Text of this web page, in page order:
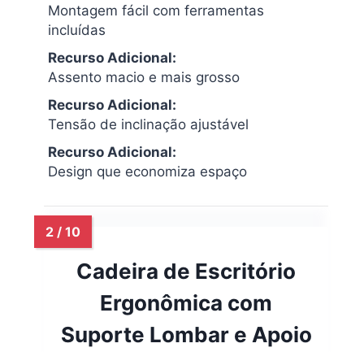
Montagem fácil com ferramentas
incluídas
Recurso Adicional:
Assento macio e mais grosso
Recurso Adicional:
Tensão de inclinação ajustável
Recurso Adicional:
Design que economiza espaço
Cadeira de Escritório
Ergonômica com
Suporte Lombar e Apoio